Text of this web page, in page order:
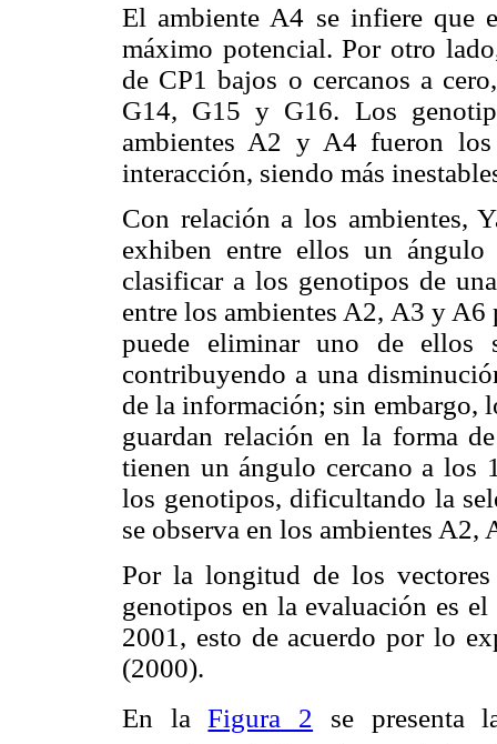
El ambiente A4 se infiere que
máximo potencial. Por otro
de CP1 bajos o cercanos a
G14, G15 y G16. Los
ambientes A2 y A4 fueron
interacción, siendo más
Con relación a los ambientes,
exhiben entre ellos un
clasificar a los genotipos de
entre los ambientes A2, A3 y
puede eliminar uno de ellos
contribuyendo a una
de la información; sin embargo,
guardan relación en la forma
tienen un ángulo cercano a los
los genotipos, dificultando la
se observa en los ambientes
Por la longitud de los
genotipos en la evaluación es
2001, esto de acuerdo por lo
(2000).
En laFigura 2 se presenta